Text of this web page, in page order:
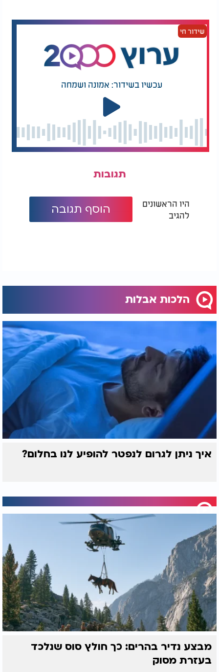
מה קורה לנשמה לאחר המוות?
שידור חי
עכשיו בשידור: אמונה ושמחה
תגובות
היו הראשונים
להגיב
הוסף תגובה
הלכות אבלות
איך ניתן לגרום לנפטר להופיע לנו בחלום?
מבצע נדיר בהרים: כך חולץ סוס שנלכד
בעזרת מסוק